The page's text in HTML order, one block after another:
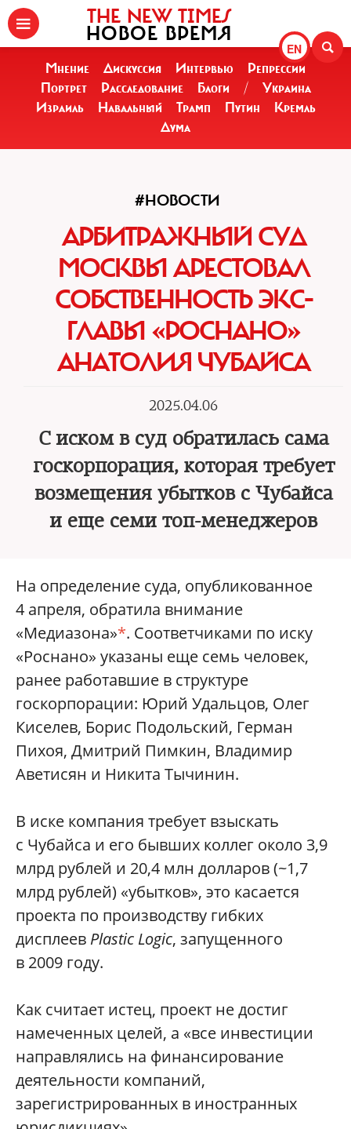
EN
THE NEW TIMES
НОВОЕ ВРЕМЯ
Мнение Дискуссия Интервью
Репрессии
Портрет
Расследование Блоги /
Украина
Израиль
Навальный Трамп Путин
Кремль
Дума
#НОВОСТИ
АРБИТРАЖНЫЙ СУД
МОСКВЫ АРЕСТОВАЛ
СОБСТВЕННОСТЬ ЭКС-
ГЛАВЫ «РОСНАНО»
АНАТОЛИЯ ЧУБАЙСА
2025.04.06
С иском в суд обратилась сама
госкорпорация, которая требует
возмещения убытков с Чубайса
и еще семи топ-менеджеров
На определение суда, опубликованное
4 апреля, обратила внимание
«Медиазона»*. Соответчиками по иску
«Роснано» указаны еще семь человек,
ранее работавшие в структуре
госкорпорации: Юрий Удальцов, Олег
Киселев, Борис Подольский, Герман
Пихоя, Дмитрий Пимкин, Владимир
Аветисян и Никита Тычинин.
В иске компания требует взыскать
с Чубайса и его бывших коллег около 3,9
млрд рублей и 20,4 млн долларов (~1,7
млрд рублей) «убытков», это касается
проекта по производству гибких
дисплеев Plastic Logic, запущенного
в 2009 году.
Как считает истец, проект не достиг
намеченных целей, а «все инвестиции
направлялись на финансирование
деятельности компаний,
зарегистрированных в иностранных